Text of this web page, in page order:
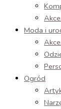
Moda i
Ogród